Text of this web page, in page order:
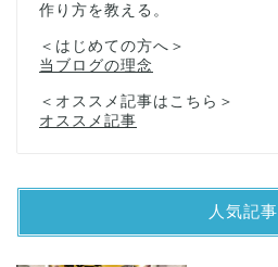
作り方を教える。
＜はじめての方へ＞
当ブログの理念
＜オススメ記事はこちら＞
オススメ記事
人気記事